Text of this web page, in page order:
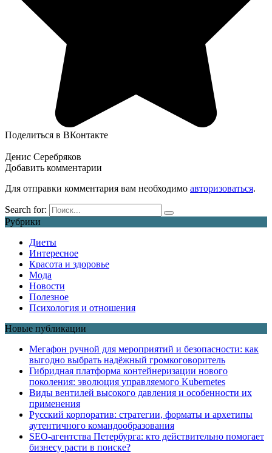
Поделиться в ВКонтакте
Денис Серебряков
Добавить комментарии
Для отправки комментария вам необходимо авторизоваться.
Search for:
Рубрики
Диеты
Интересное
Красота и здоровье
Мода
Новости
Полезное
Психология и отношения
Новые публикации
Мегафон ручной для мероприятий и безопасности: как
выгодно выбрать надёжный громкоговоритель
Гибридная платформа контейнеризации нового
поколения: эволюция управляемого Kubernetes
Виды вентилей высокого давления и особенности их
применения
Русский корпоратив: стратегии, форматы и архетипы
аутентичного командообразования
SEO-агентства Петербурга: кто действительно помогает
бизнесу расти в поиске?